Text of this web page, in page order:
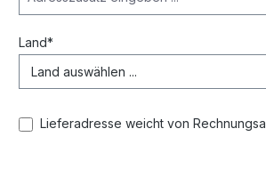
Land*
Lieferadresse weicht von